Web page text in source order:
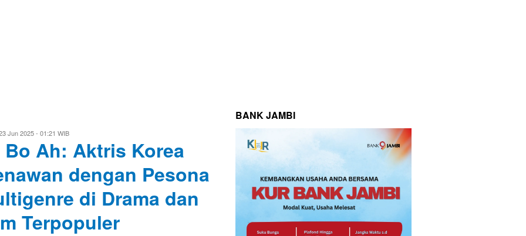
Jun 2025 - 01:21 WIB
Ah: Aktris Korea
dengan Pesona
di Drama dan
Terpopuler
BANK JAMBI